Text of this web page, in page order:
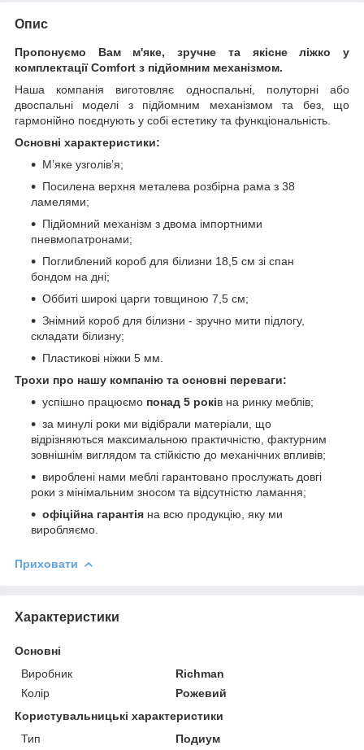
Опис
Пропонуємо Вам м'яке, зручне та якiсне ліжко у
комплектації Comfort з підйомним механізмом.
Наша компанія виготовляє односпальні, полуторні або
двоспальні моделі з підйомним механізмом та без, що
гармонійно поєднують у собі естетику та функціональність.
Основні характеристики:
М’яке узголів’я;
Посилена верхня металева розбірна рама з 38
ламелями;
Підйомний механізм з двома імпортними
пневмопатронами;
Поглиблений короб для білизни 18,5 см зі спан
бондом на дні;
Оббиті широкі царги товщиною 7,5 см;
Знімний короб для білизни - зручно мити підлогу,
складати білизну;
Пластикові ніжки 5 мм.
Трохи про нашу компанію та основні переваги:
успішно працюємо понад 5 років на ринку меблів;
за минулі роки ми відібрали матеріали, що
відрізняються максимальною практичністю, фактурним
зовнішнім виглядом та стійкістю до механічних впливів;
вироблені нами меблі гарантовано прослужать довгі
роки з мінімальним зносом та відсутністю ламання;
офіційна гарантія на всю продукцію, яку ми
виробляємо.
Приховати
Характеристики
Основні
Виробник
Richman
Колір
Рожевий
Користувальницькі характеристики
Тип
Подиум